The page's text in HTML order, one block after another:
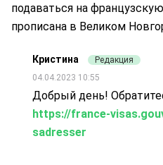
подаваться на
прописана в Великом
Кристина
Редакция
04.04.2023 10:55
Добрый день!
https://france-
sadresser